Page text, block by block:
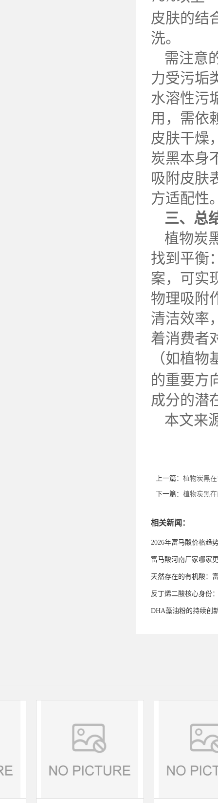
皮肤的结
洗。
需注意
力受污垢
水溶性污
用，需依
皮肤干燥
炭黑本身
吸附皮肤
方适配性
三、总
植物炭
找到平衡
案，可实
物理吸附
清洁效率
着消费者
（如植物
的重要方
成分的潜
本文来
上一篇： 植物炭黑
下一篇： 植物炭黑
相关新闻：
2026年富马酸价格趋
富马酸河南厂家哪家
天然存在的有机酸：
反丁烯二酸核心身份
DHA藻油粉的持续创